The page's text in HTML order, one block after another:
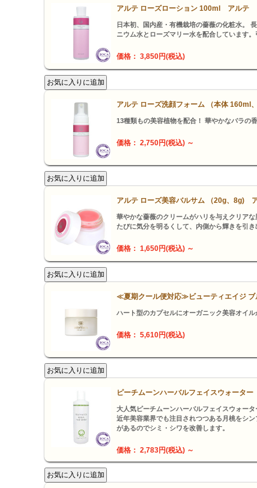
アルテ ローズローション 100ml アルテ
日本初、国内産・有機栽培の薔薇の化粧水。
ニウム水とローズマリー水を配合しています
価格： 3,850円(税込)
アルテ ローズ洗顔フォーム （本体
13種類もの美容植物を配合！ 華やかなバラの
価格： 2,750円(税込) ～
アルテ ローズ美容バルサム （20g、8g)
華やかな薔薇のクリームがハリを与えクリア
たびに気分を明るくして、内側から輝きを引き
価格： 1,650円(税込) ～
≪夏期クール便対応≫ビューティエイジ
ハート型のカプセルにオーガニック美容オイル
価格： 5,610円(税込)
ピーチムーンハーバルフェイスウォータ
大人気ピーチムーンハーバルフェイスウォータ
近年美容業界でも注目されつつある月桃をシ
があるのでシミ・シワを改善します。
価格： 2,783円(税込) ～